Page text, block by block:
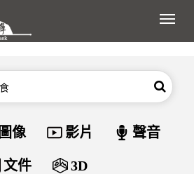
展
搜尋
資料類型
圖像 影片 聲音
文件 3D